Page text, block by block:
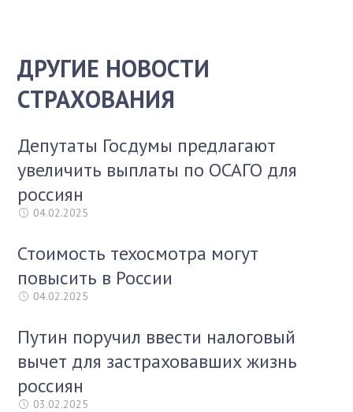
ДРУГИЕ НОВОСТИ
СТРАХОВАНИЯ
Депутаты Госдумы предлагают
увеличить выплаты по ОСАГО для
россиян
04.02.2025
Стоимость техосмотра могут
повысить в России
04.02.2025
Путин поручил ввести налоговый
вычет для застраховавших жизнь
россиян
03.02.2025